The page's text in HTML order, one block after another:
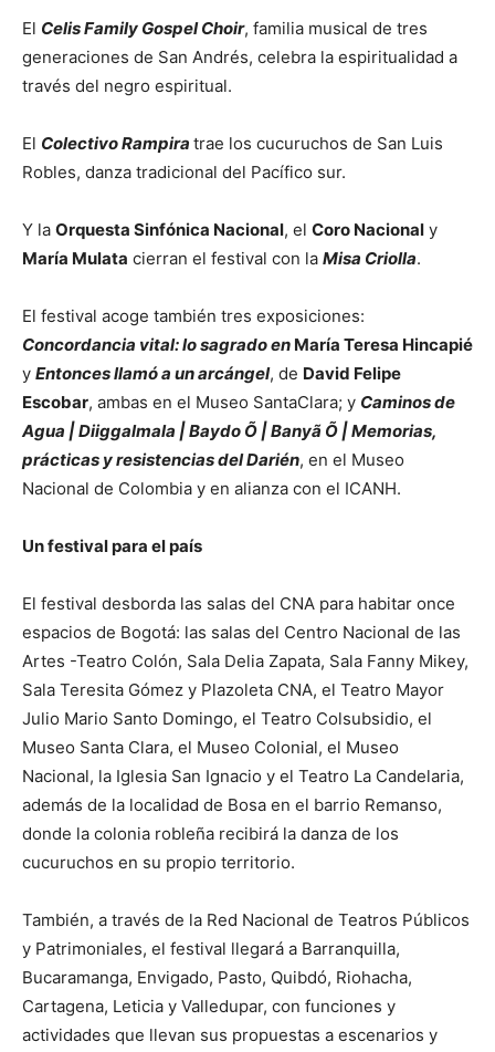
El Celis Family Gospel Choir, familia musical de tres
generaciones de San Andrés, celebra la espiritualidad a
través del negro espiritual.
El Colectivo Rampira trae los cucuruchos de San Luis
Robles, danza tradicional del Pacífico sur.
Y la Orquesta Sinfónica Nacional, el Coro Nacional y
María Mulata cierran el festival con la Misa Criolla.
El festival acoge también tres exposiciones:
Concordancia vital: lo sagrado en María Teresa Hincapié
y Entonces llamó a un arcángel, de David Felipe
Escobar, ambas en el Museo SantaClara; y Caminos de
Agua | Diiggalmala | Baydo Õ | Banyã Õ | Memorias,
prácticas y resistencias del Darién, en el Museo
Nacional de Colombia y en alianza con el ICANH.
Un festival para el país
El festival desborda las salas del CNA para habitar once
espacios de Bogotá: las salas del Centro Nacional de las
Artes -Teatro Colón, Sala Delia Zapata, Sala Fanny Mikey,
Sala Teresita Gómez y Plazoleta CNA, el Teatro Mayor
Julio Mario Santo Domingo, el Teatro Colsubsidio, el
Museo Santa Clara, el Museo Colonial, el Museo
Nacional, la Iglesia San Ignacio y el Teatro La Candelaria,
además de la localidad de Bosa en el barrio Remanso,
donde la colonia robleña recibirá la danza de los
cucuruchos en su propio territorio.
También, a través de la Red Nacional de Teatros Públicos
y Patrimoniales, el festival llegará a Barranquilla,
Bucaramanga, Envigado, Pasto, Quibdó, Riohacha,
Cartagena, Leticia y Valledupar, con funciones y
actividades que llevan sus propuestas a escenarios y